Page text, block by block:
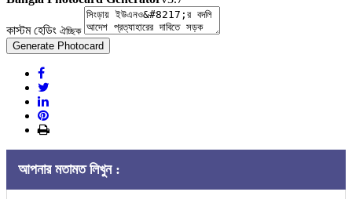
কাস্টম হেডিং ঐচ্ছিক
Generate Photocard
আপনার মতামত লিখুন :